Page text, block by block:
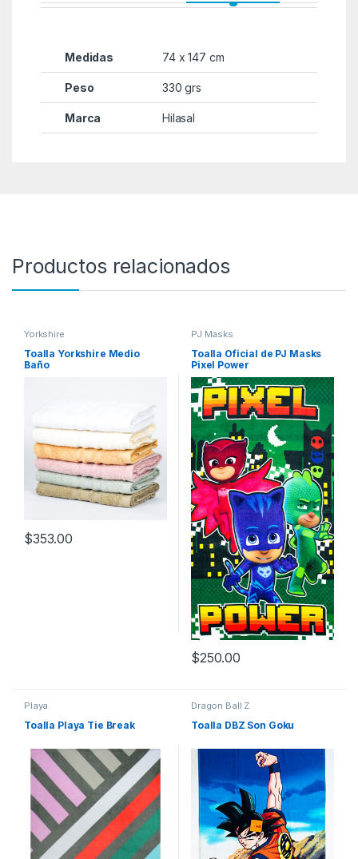
Medidas 74 x 147 cm
Peso 330 grs
Marca Hilasal
Productos relacionados
Yorkshire
Toalla Yorkshire Medio
Baño
$353.00
PJ Masks
Toalla Oficial de PJ Masks
Pixel Power
$250.00
Playa
Toalla Playa Tie Break
Dragon Ball Z
Toalla DBZ Son Goku